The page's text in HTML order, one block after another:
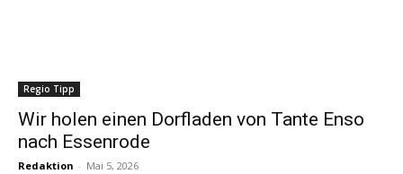
Regio Tipp
Wir holen einen Dorfladen von Tante Enso
nach Essenrode
Redaktion - Mai 5, 2026